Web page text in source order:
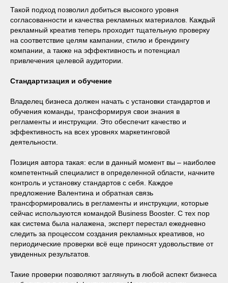
Такой подход позволил добиться высокого уровня
согласованности и качества рекламных материалов. Каждый
рекламный креатив теперь проходит тщательную проверку
на соответствие целям кампании, стилю и брендингу
компании, а также на эффективность и потенциал
привлечения целевой аудитории.
Стандартизация и обучение
Владелец бизнеса должен начать с установки стандартов и
обучения команды, трансформируя свои знания в
регламенты и инструкции. Это обеспечит качество и
эффективность на всех уровнях маркетинговой
деятельности.
Позиция автора такая: если в данный момент вы ‒ наиболее
компетентный специалист в определенной области, начните
контроль и установку стандартов с себя. Каждое
предложение Валентина и обратная связь
трансформировались в регламенты и инструкции, которые
сейчас используются командой Business Booster. С тех пор
как система была налажена, эксперт перестал ежедневно
следить за процессом создания рекламных креативов, но
периодические проверки всё еще приносят удовольствие от
увиденных результатов.
Такие проверки позволяют заглянуть в любой аспект бизнеса